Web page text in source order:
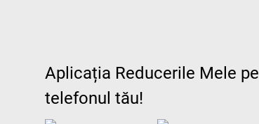
Aplicația Reducerile Mele pe
telefonul tău!